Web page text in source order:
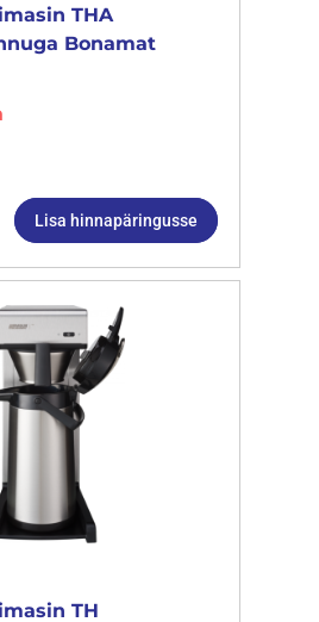
THA
Bonamat
Lisa hinnapäringusse
TH